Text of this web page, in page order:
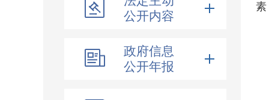
公开内容
政府信息
公开年报
素